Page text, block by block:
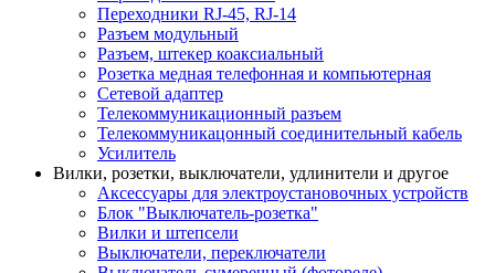
Переходники RJ-45, RJ-14
Разъем модульный
Разъем, штекер коаксиальный
Розетка медная телефонная и компьютерная
Сетевой адаптер
Телекоммуникационный разъем
Телекоммуникацонный соединительный кабель
Усилитель
Вилки, розетки, выключатели, удлинители и другое
Аксессуары для электроустановочных устройств
Блок "Выключатель-розетка"
Вилки и штепсели
Выключатели, переключатели